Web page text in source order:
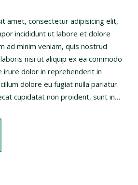
amet, consectetur adipisicing elit,
incididunt ut labore et dolore
ad minim veniam, quis nostrud
nisi ut aliquip ex ea commodo
irure dolor in reprehenderit in
dolore eu fugiat nulla pariatur.
cupidatat non proident, sunt in…